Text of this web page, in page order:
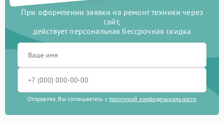
При оформлении заявки на ремонт техники через
сайт,
действует персональная бессрочная скидка
Отправляя, Вы соглашаетесь с политикой конфиденциальности